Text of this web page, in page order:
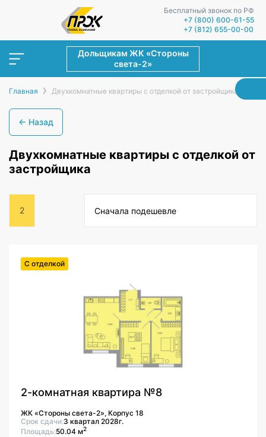
Бесплатный звонок по РФ
+7 (800) 600-61-55
+7 (812) 655-00-00
Дольщикам ЖК «Стороны
света-2»
Главная › Двухкомнатные квартиры с отделкой от застройщика
← Назад
Двухкомнатные квартиры с отделкой от
застройщика
2 Сначала подешевле
С отделкой
2-комнатная квартира №8
ЖК «Стороны света-2», Корпус 18
Срок сдачи:3 квартал 2028г.
Площадь:50.04 м2